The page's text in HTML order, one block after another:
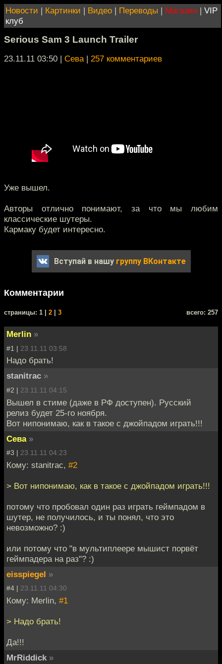
Новости | Картинки | Видео | Переводы | Магазин | VIP
клуб
Serious Sam 3 Launch Trailer
23.11.11 03:50 | Сева| 257 комментариев
Уже вышел.
Авторы отлично понимают, за что мы любим
классические шутеры.
Кармаку будет интересно.
Вступай в нашу группу ВКонтакте
Комментарии
cтраницы: 1 | 2 3 всего: 257
Merlin »
#1 | 23.11.11 03:58
Надо брать!
stanitrac »
#2 | 23.11.11 04:15
Вышел в стиме (даже в РФ доступен). Русский
релиз будет 25-го ноября.
Вот нипонимаю, как в такое с джойпадом играть!!!
Сева »
#3 | 23.11.11 04:23
Кому: stanitrac, #2
> Вот нипонимаю, как в такое с джойпадом играть!!!
потому что пробовал один раз играть геймпадом в
шутер, не получилось, и ты понял, что это
невозможно? :)
или потому что "в мультиплеере мышист порвёт
геймпадера на раз"? :)
eisspiegel »
#4 | 23.11.11 04:30
Кому: Merlin, #1
> Надо брать!
Да!!!
MrRiddick »